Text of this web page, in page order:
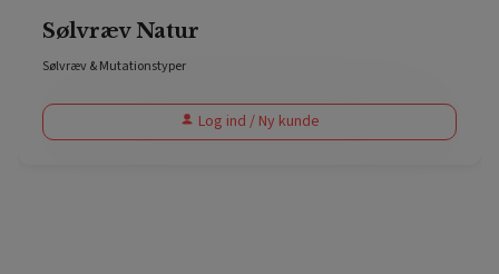
Sølvræv Natur
Sølvræv & Mutationstyper
Log ind / Ny kunde